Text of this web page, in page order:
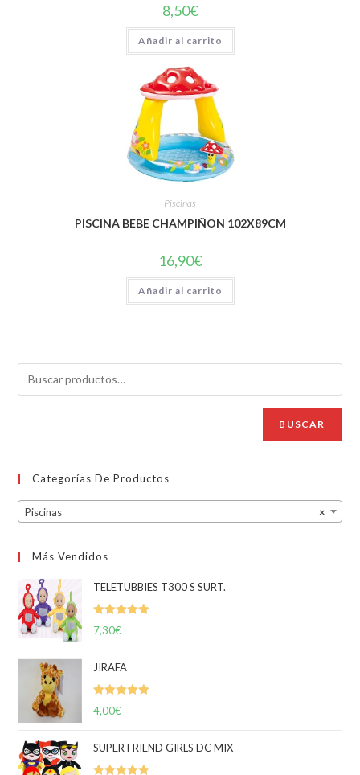
8,50€
Añadir al carrito
Piscinas
PISCINA BEBE CHAMPIÑON 102X89CM
16,90€
Añadir al carrito
BUSCAR
Categorías De Productos
×
Piscinas
Más Vendidos
TELETUBBIES T300 S SURT.
Valorado
7,30€
JIRAFA
Valorado
4,00€
SUPER FRIEND GIRLS DC MIX